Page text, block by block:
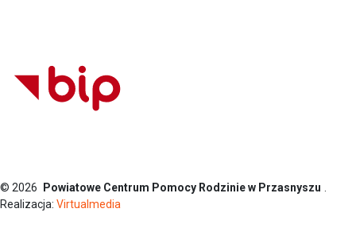
© 2026 Powiatowe Centrum Pomocy Rodzinie w Przasnyszu
Realizacja: Virtualmedia